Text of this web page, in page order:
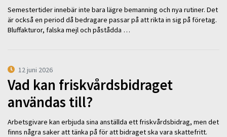
Semestertider innebär inte bara lägre bemanning och nya rutiner. Det
är också en period då bedragare passar på att rikta in sig på företag.
Bluffakturor, falska mejl och påstådda …
12 juni 2026
Vad kan friskvårdsbidraget
användas till?
Arbetsgivare kan erbjuda sina anställda ett friskvårdsbidrag, men det
finns några saker att tänka på för att bidraget ska vara skattefritt.